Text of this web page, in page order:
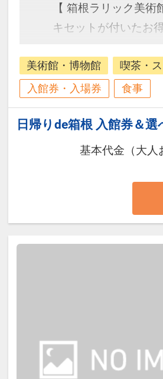
【 箱根ラリック美
キセットが付いたお
美術館・博物館
喫茶・
入館券・入場券
食事
基本代金（大人